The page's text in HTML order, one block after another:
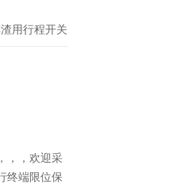
用行程开关
，，欢迎采
终端限位保